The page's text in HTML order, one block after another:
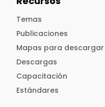
Temas
Publicaciones
Mapas para descargar
Descargas
Capacitación
Estándares